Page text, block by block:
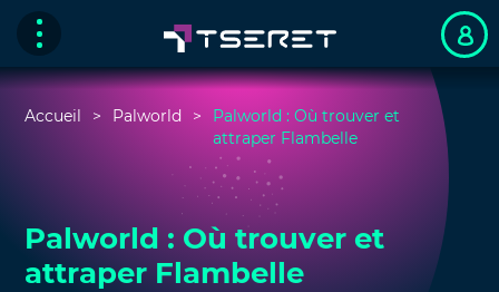
Accueil Palworld
Palworld : Où trouver et
attraper Flambelle
Palworld : Où trouver et
attraper Flambelle